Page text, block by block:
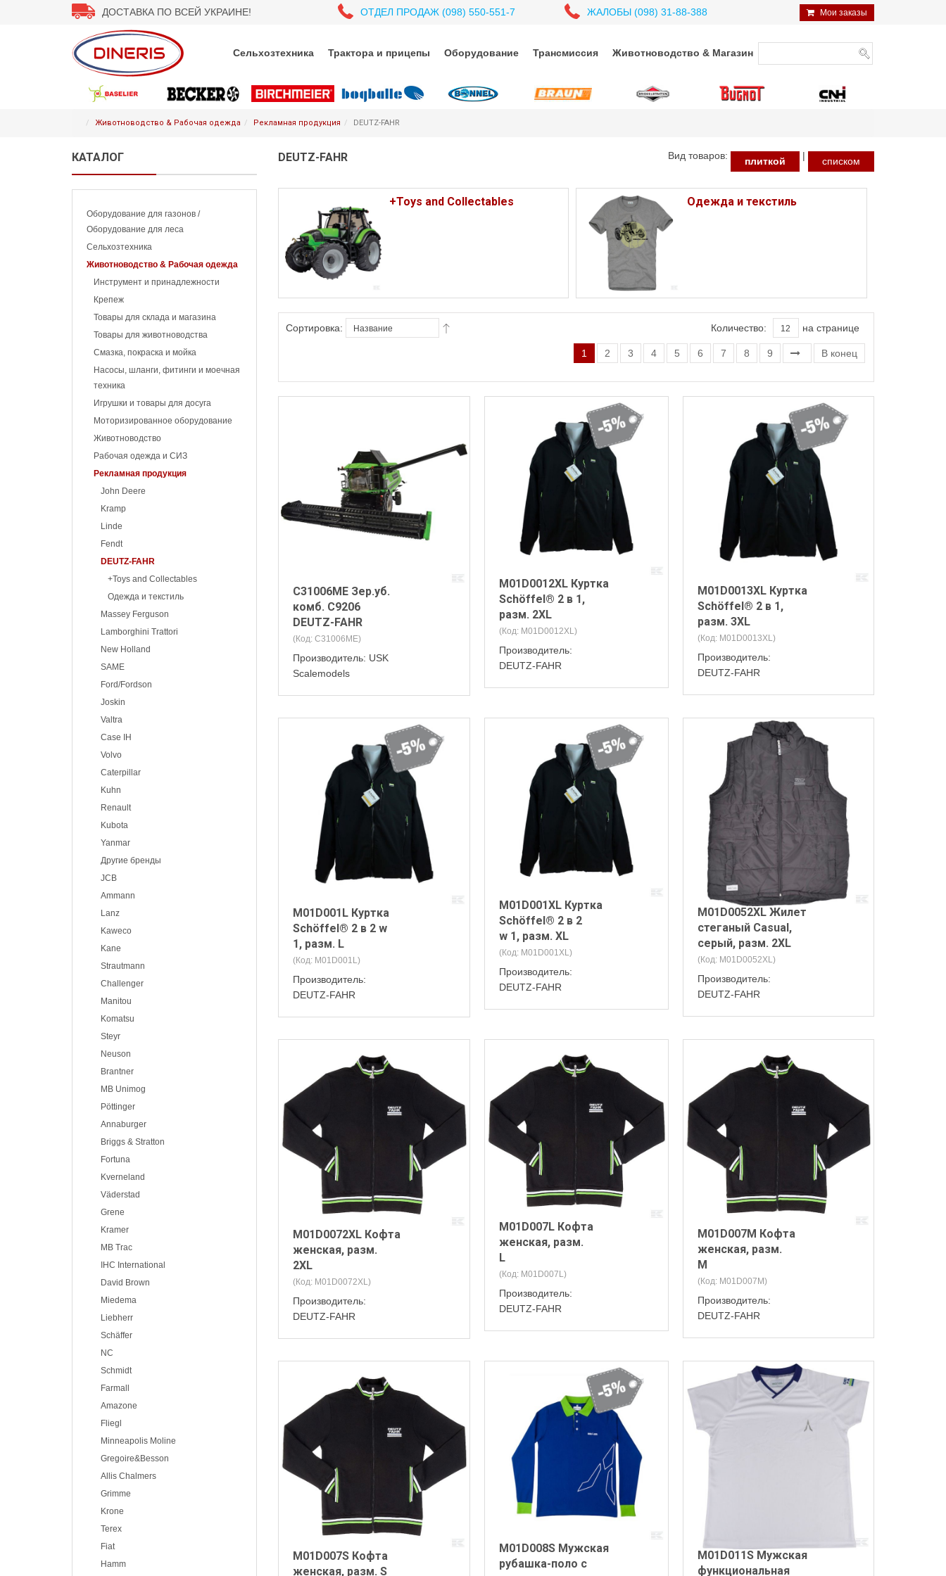
Мои заказы
ДОСТАВКА ПО ВСЕЙ УКРАИНЕ! ОТДЕЛ ПРОДАЖ (098) 550-551-7 ЖАЛОБЫ (098) 31-88-388
Сельхозтехника Трактора и прицепы Оборудование Трансмиссия Животноводство & Магазин
Животноводство & Рабочая одежда Рекламная продукция DEUTZ-FAHR
КАТАЛОГ
Оборудование для газонов /
Оборудование для леса
Сельхозтехника
Животноводство & Рабочая одежда
Инструмент и принадлежности
Крепеж
Товары для склада и магазина
Товары для животноводства
Смазка, покраска и мойка
Насосы, шланги, фитинги и моечная
техника
Игрушки и товары для досуга
Моторизированное оборудование
Животноводство
Рабочая одежда и СИЗ
Рекламная продукция
John Deere
Kramp
Linde
Fendt
DEUTZ-FAHR
+Toys and Collectables
Одежда и текстиль
Massey Ferguson
Lamborghini Trattori
New Holland
SAME
Ford/Fordson
Joskin
Valtra
Case IH
Volvo
Caterpillar
Kuhn
Renault
Kubota
Yanmar
Другие бренды
JCB
Ammann
Lanz
Kaweco
Kane
Strautmann
Challenger
Manitou
Komatsu
Steyr
Neuson
Brantner
MB Unimog
Pöttinger
Annaburger
Briggs & Stratton
Fortuna
Kverneland
Väderstad
Grene
Kramer
MB Trac
IHC International
David Brown
Miedema
Liebherr
Schäffer
NC
Schmidt
Farmall
Amazone
Fliegl
Minneapolis Moline
Gregoire&Besson
Allis Chalmers
Grimme
Krone
Terex
Fiat
Hamm
Вид товаров: плиткой | списком
DEUTZ-FAHR
+Toys and Collectables Одежда и текстиль
Сортировка: Количество: на странице
1 2 3 4 5 6 7 8 9 В конец
C31006ME Зер.уб.
комб. C9206
DEUTZ-FAHR
(Код: C31006ME)
Производитель: USK
Scalemodels
M01D0012XL Куртка
Schöffel® 2 в 1,
разм. 2XL
(Код: M01D0012XL)
Производитель:
DEUTZ-FAHR
M01D0013XL Куртка
Schöffel® 2 в 1,
разм. 3XL
(Код: M01D0013XL)
Производитель:
DEUTZ-FAHR
M01D001L Куртка
Schöffel® 2 в 2 w
1, разм. L
(Код: M01D001L)
Производитель:
DEUTZ-FAHR
M01D001XL Куртка
Schöffel® 2 в 2
w 1, разм. XL
(Код: M01D001XL)
Производитель:
DEUTZ-FAHR
M01D0052XL Жилет
стеганый Casual,
серый, разм. 2XL
(Код: M01D0052XL)
Производитель:
DEUTZ-FAHR
M01D0072XL Кофта
женская, разм.
2XL
(Код: M01D0072XL)
Производитель:
DEUTZ-FAHR
M01D007L Кофта
женская, разм.
L
(Код: M01D007L)
Производитель:
DEUTZ-FAHR
M01D007M Кофта
женская, разм.
M
(Код: M01D007M)
Производитель:
DEUTZ-FAHR
M01D007S Кофта
женская, разм. S
M01D008S Мужская
рубашка-поло с
M01D011S Мужская
функциональная